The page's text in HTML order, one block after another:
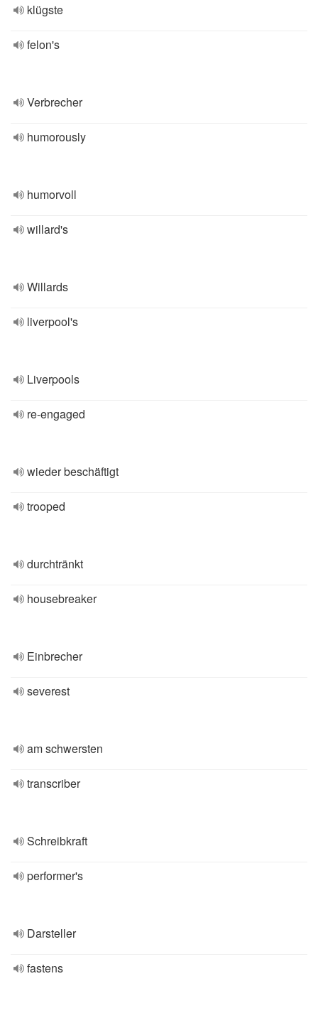
klügste
felon's
Verbrecher
humorously
humorvoll
willard's
Willards
liverpool's
Liverpools
re-engaged
wieder beschäftigt
trooped
durchtränkt
housebreaker
Einbrecher
severest
am schwersten
transcriber
Schreibkraft
performer's
Darsteller
fastens